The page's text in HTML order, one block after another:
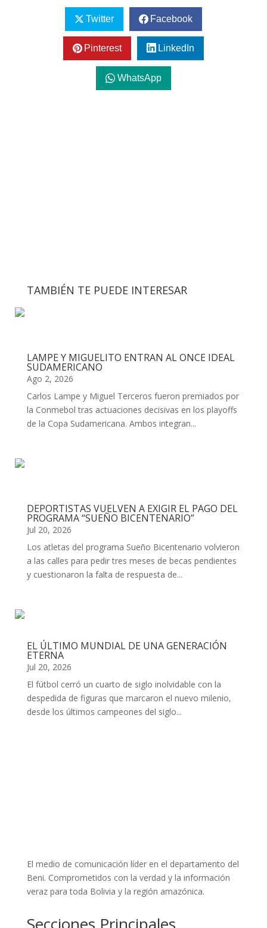
Twitter Facebook
Pinterest LinkedIn
WhatsApp
TAMBIÉN TE PUEDE INTERESAR
LAMPE Y MIGUELITO ENTRAN AL ONCE IDEAL
SUDAMERICANO
Ago 2, 2026
Carlos Lampe y Miguel Terceros fueron premiados por
la Conmebol tras actuaciones decisivas en los playoffs
de la Copa Sudamericana. Ambos integran...
DEPORTISTAS VUELVEN A EXIGIR EL PAGO DEL
PROGRAMA “SUEÑO BICENTENARIO”
Jul 20, 2026
Los atletas del programa Sueño Bicentenario volvieron
a las calles para pedir tres meses de becas pendientes
y cuestionaron la falta de respuesta de...
EL ÚLTIMO MUNDIAL DE UNA GENERACIÓN
ETERNA
Jul 20, 2026
El fútbol cerró un cuarto de siglo inolvidable con la
despedida de figuras que marcaron el nuevo milenio,
desde los últimos campeones del siglo...
El medio de comunicación líder en el departamento del
Beni. Comprometidos con la verdad y la información
veraz para toda Bolivia y la región amazónica.
Secciones Principales